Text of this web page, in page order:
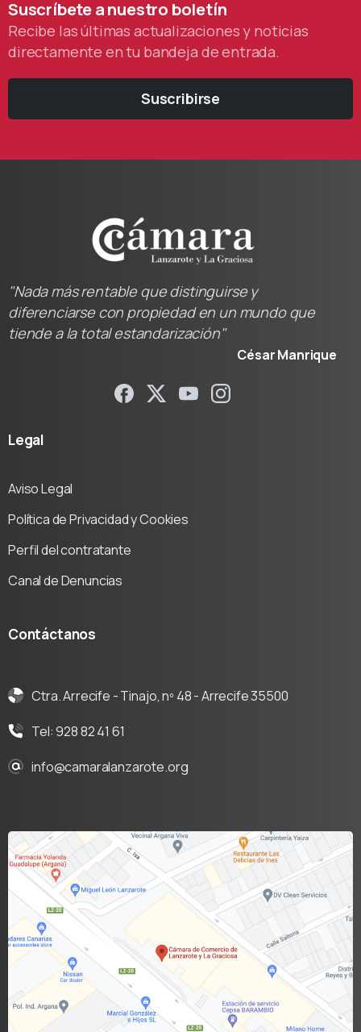
Suscríbeteanuestro boletín
Recibe las últimas actualizaciones y noticias
directamente en tu bandeja de entrada.
Suscribirse
"Nada más rentable que distinguirse y
diferenciarse con propiedad en un mundo que
tiende a la total estandarización"
César Manrique
Legal
Aviso Legal
Política de Privacidad y Cookies
Perfil del contratante
Canal de Denuncias
Contáctanos
Ctra. Arrecife - Tinajo, nº 48 - Arrecife 35500
Tel: 928 82 41 61
info@camaralanzarote.org